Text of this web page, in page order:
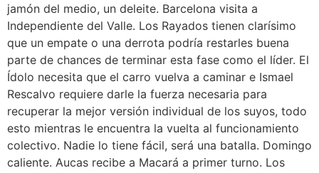
jamón del medio, un deleite. Barcelona visita a
Independiente del Valle. Los Rayados tienen clarísimo
que un empate o una derrota podría restarles buena
parte de chances de terminar esta fase como el líder. El
Ídolo necesita que el carro vuelva a caminar e Ismael
Rescalvo requiere darle la fuerza necesaria para
recuperar la mejor versión individual de los suyos, todo
esto mientras le encuentra la vuelta al funcionamiento
colectivo. Nadie lo tiene fácil, será una batalla. Domingo
caliente. Aucas recibe a Macará a primer turno. Los